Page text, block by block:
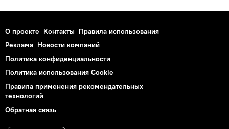
О проекте Контакты Правила использования
Реклама Новости компаний
Политика конфиденциальности
Политика использования Cookie
Правила применения рекомендательных
технологий
Обратная связь